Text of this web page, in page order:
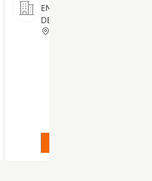
ENGRASE LAVADO Y
DE VEHICULOS